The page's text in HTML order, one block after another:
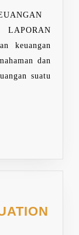
keuangan
dan
suatu